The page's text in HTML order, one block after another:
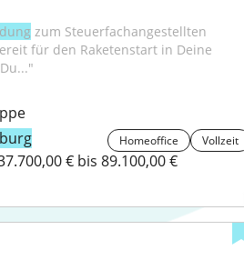
zum Steuerfachangestellten
für den Raketenstart in Deine
Homeoffice Vollzeit
€ bis 89.100,00 €